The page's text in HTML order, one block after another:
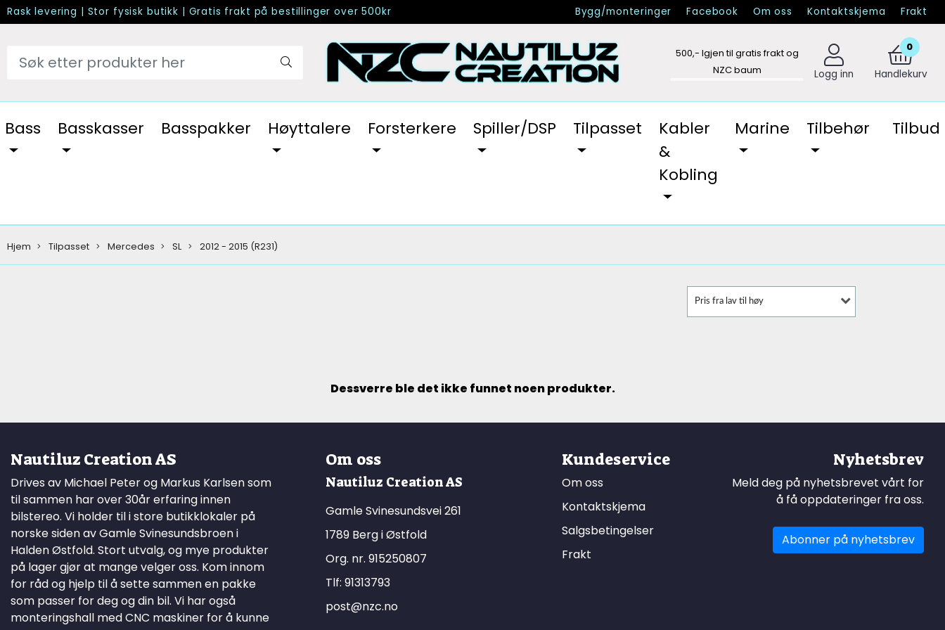
Rask levering | Stor fysisk butikk | Gratis frakt på bestillinger over 500kr Bygg/monteringer Facebook Om oss Kontaktskjema Frakt
500,- Igjen til gratis frakt og
NZC baum
Logg inn
0
Handlekurv
Bass Basskasser Basspakker Høyttalere Forsterkere Spiller/DSP Tilpasset
Kabler
&
Kobling
Marine Tilbehør Tilbud
Hjem Tilpasset Mercedes SL 2012 - 2015 (R231)
Pris fra lav til høy
Dessverre ble det ikke funnet noen produkter.
Nautiluz Creation AS
Drives av Michael Peter og Markus Karlsen som
til sammen har over 30år erfaring innen
bilstereo. Vi holder til i store butikklokaler på
norske siden av Gamle Svinesundsbroen i
Halden Østfold. Stort utvalg, og mye produkter
på lager gjør at mange velger oss. Kom innom
for råd og hjelp til å sette sammen en pakke
som passer for deg og din bil. Vi har også
monteringshall med CNC maskiner for å kunne
Om oss
Nautiluz Creation AS
Gamle Svinesundsvei 261
1789 Berg i Østfold
Org. nr. 915250807
Tlf: 91313793
post@nzc.no
Kundeservice
Om oss
Kontaktskjema
Salgsbetingelser
Frakt
Nyhetsbrev
Meld deg på nyhetsbrevet vårt for
å få oppdateringer fra oss.
Abonner på nyhetsbrev